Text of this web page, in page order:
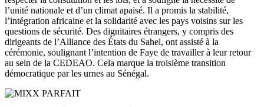
l’unité nationale et d’un climat apaisé. Il a promis la stabilité,
l’intégration africaine et la solidarité avec les pays voisins sur les
questions de sécurité. Des dignitaires étrangers, y compris des
dirigeants de l’Alliance des États du Sahel, ont assisté à la
cérémonie, soulignant l’intention de Faye de travailler à leur retour
au sein de la CEDEAO. Cela marque la troisième transition
démocratique par les urnes au Sénégal.